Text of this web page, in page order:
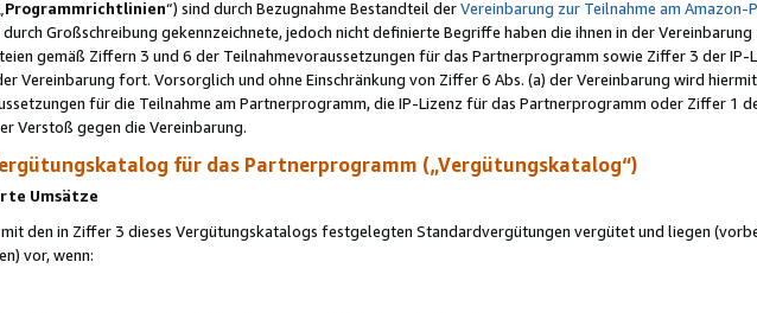
Programmrichtlinien“) sind durch Bezugnahme Bestandteil derVereinbarung zur Teilnahme am
Großschreibung gekennzeichnete, jedoch nicht definierte Begriffe haben die ihnen in der Vereinbarung
gemäß Ziffern 3 und 6 der Teilnahmevoraussetzungen für das Partnerprogramm sowie Ziffer 3 der IP-
Vereinbarung fort. Vorsorglich und ohne Einschränkung von Ziffer 6 Abs. (a) der Vereinbarung wird
für die Teilnahme am Partnerprogramm, die IP-Lizenz für das Partnerprogramm oder Ziffer 1
Verstoß gegen die Vereinbarung.
für das Partnerprogramm („Vergütungskatalog“)
Umsätze
mit den in Ziffer 3 dieses Vergütungskatalogs festgelegten Standardvergütungen vergütet und liegen
vor, wenn: